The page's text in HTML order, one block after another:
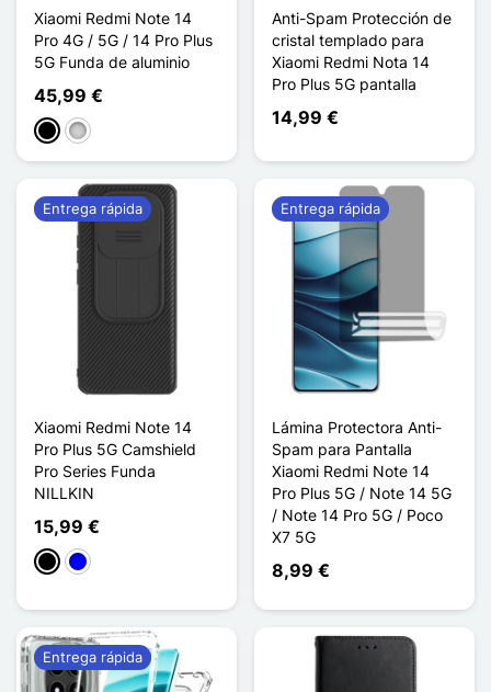
Xiaomi Redmi Note 14
Pro 4G / 5G / 14 Pro Plus
5G Funda de aluminio
45,99 €
NegroPlata
Anti-Spam Protección de
cristal templado para
Xiaomi Redmi Nota 14
Pro Plus 5G pantalla
14,99 €
Xiaomi Redmi Note 14
Pro Plus 5G Camshield
Pro Series Funda
NILLKIN
15,99 €
NegroAzul
Entrega rápida
Lámina Protectora Anti-
Spam para Pantalla
Xiaomi Redmi Note 14
Pro Plus 5G / Note 14 5G
/ Note 14 Pro 5G / Poco
X7 5G
8,99 €
Entrega rápida
Entrega rápida